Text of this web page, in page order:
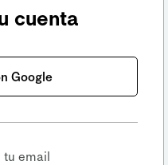
cuenta
Google
tu email